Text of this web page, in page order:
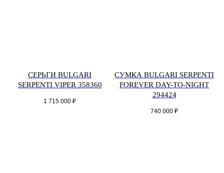
СЕРЬГИ BULGARI
SERPENTI VIPER 358360
1 715 000 ₽
СУМКА BULGARI SERPENTI
FOREVER DAY-TO-NIGHT
294424
740 000 ₽